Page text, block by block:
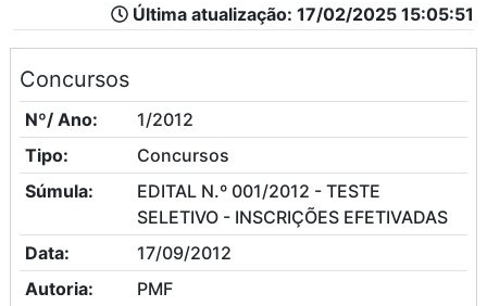
Última atualização: 17/02/2025 15:05:51
Concursos
Nº/ Ano:
1/2012
Tipo:
Concursos
Súmula:
EDITAL N.º 001/2012 - TESTE
SELETIVO - INSCRIÇÕES EFETIVADAS
Data:
17/09/2012
Autoria:
PMF